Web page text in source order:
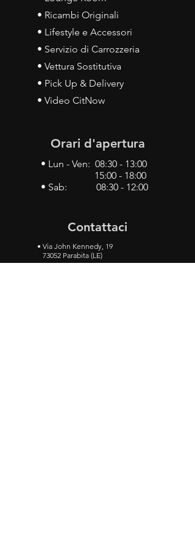
• Ricambi Originali
• Lifestyle e Accessori
• Servizio di Carrozzeria
• Vettura Sostitutiva
• Pick Up & Delivery
• Video CitNow
Orari d'apertura
• Lun - Ven: 08:30 - 13:00
15:00 - 18:00
• Sab: 08:30 - 12:00
Contattaci
• Via John Kennedy, 19
73052 Parabita (LE)